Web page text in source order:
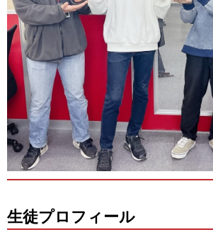
生徒プロフィール